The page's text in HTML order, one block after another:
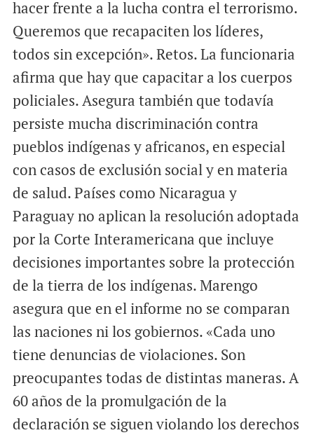
hacer frente a la lucha contra el terrorismo.
Queremos que recapaciten los líderes,
todos sin excepción». Retos. La funcionaria
afirma que hay que capacitar a los cuerpos
policiales. Asegura también que todavía
persiste mucha discriminación contra
pueblos indígenas y africanos, en especial
con casos de exclusión social y en materia
de salud. Países como Nicaragua y
Paraguay no aplican la resolución adoptada
por la Corte Interamericana que incluye
decisiones importantes sobre la protección
de la tierra de los indígenas. Marengo
asegura que en el informe no se comparan
las naciones ni los gobiernos. «Cada uno
tiene denuncias de violaciones. Son
preocupantes todas de distintas maneras. A
60 años de la promulgación de la
declaración se siguen violando los derechos